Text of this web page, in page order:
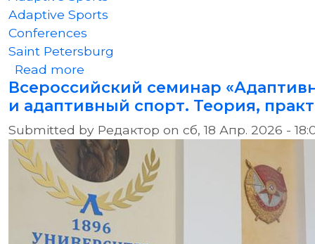
Adaptive Sports
Conferences
Saint Petersburg
Read moreabout All-Russian Seminar
Всероссийский семинар
и адаптивный спорт. Теория,
Submitted by Редактор on сб, 18 Апр. 2026 -